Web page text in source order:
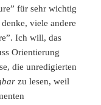
für sehr wichtig
viele andere
Ich will, das
Orientierung
die unredigierten
zu lesen, weil